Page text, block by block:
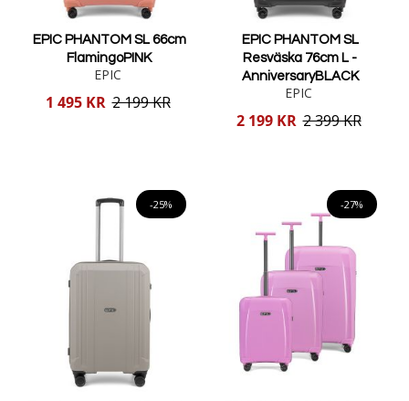
EPIC PHANTOM SL 66cm
FlamingoPINK
EPIC
Reducerat
1 495 KR 2 199 KR
EPIC PHANTOM SL
Resväska 76cm L -
AnniversaryBLACK
EPIC
Reducerat
2 199 KR 2 399 KR
-25% -27%